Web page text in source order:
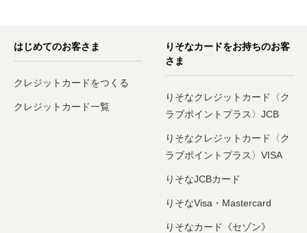
はじめてのお客さま
クレジットカードをつくる
クレジットカード一覧
りそなカードをお持ちのお客
さま
りそなクレジットカード〈ク
ラブポイントプラス〉JCB
りそなクレジットカード〈ク
ラブポイントプラス〉VISA
りそなJCBカード
りそなVisa・Mastercard
りそなカード《セゾン》